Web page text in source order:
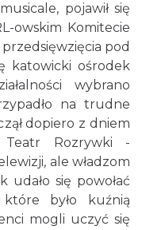
pojawił się
owskim Komitecie
pod
katowicki ośrodek
wybrano
na trudne
dopiero z dniem
Rozrywki -
ale władzom
udało się powołać
które było kuźnią
mogli uczyć się